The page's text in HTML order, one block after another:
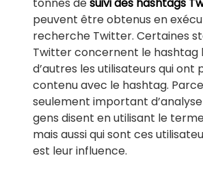
peuvent être obtenus en
recherche Twitter. Certaines
Twitter concernent le hashtag
d’autres les utilisateurs qui ont
contenu avec le hashtag.
seulement important
gens disent en utilisant le
mais aussi qui sont ces
est leur influence.